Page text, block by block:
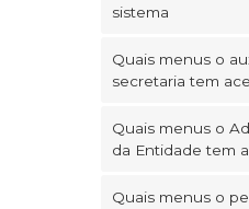
sistema
Quais menus o
secretaria tem
Quais menus o
da Entidade tem
Quais menus o